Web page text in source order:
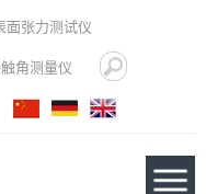
面张力测试仪
角测量仪